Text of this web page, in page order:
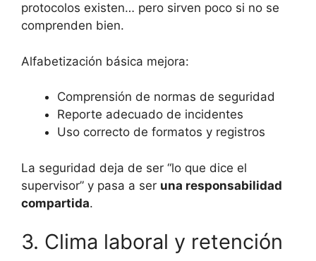
protocolos existen… pero sirven poco si no se
comprenden bien.
Alfabetización básica mejora:
Comprensión de normas de seguridad
Reporte adecuado de incidentes
Uso correcto de formatos y registros
La seguridad deja de ser “lo que dice el
supervisor” y pasa a ser una responsabilidad
compartida.
3. Clima laboral y retención